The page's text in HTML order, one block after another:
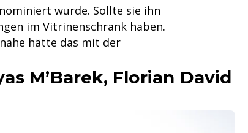
wurde. Sollte sie ihn
im Vitrinenschrank haben.
hätte das mit der
M’Barek, Florian David